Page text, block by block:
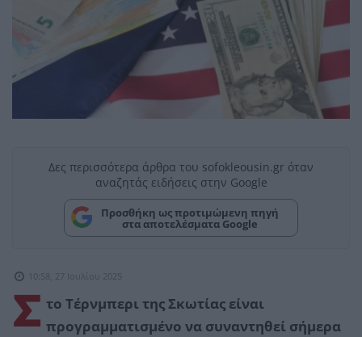
Δες περισσότερα άρθρα του sofokleousin.gr όταν
αναζητάς ειδήσεις στην Google
Προσθήκη ως προτιμώμενη πηγή
στα αποτελέσματα Google
10:58, 27 Ιουλίου 2025
Σ το Τέρνμπερι της Σκωτίας είναι
προγραμματισμένο να συναντηθεί σήμερα